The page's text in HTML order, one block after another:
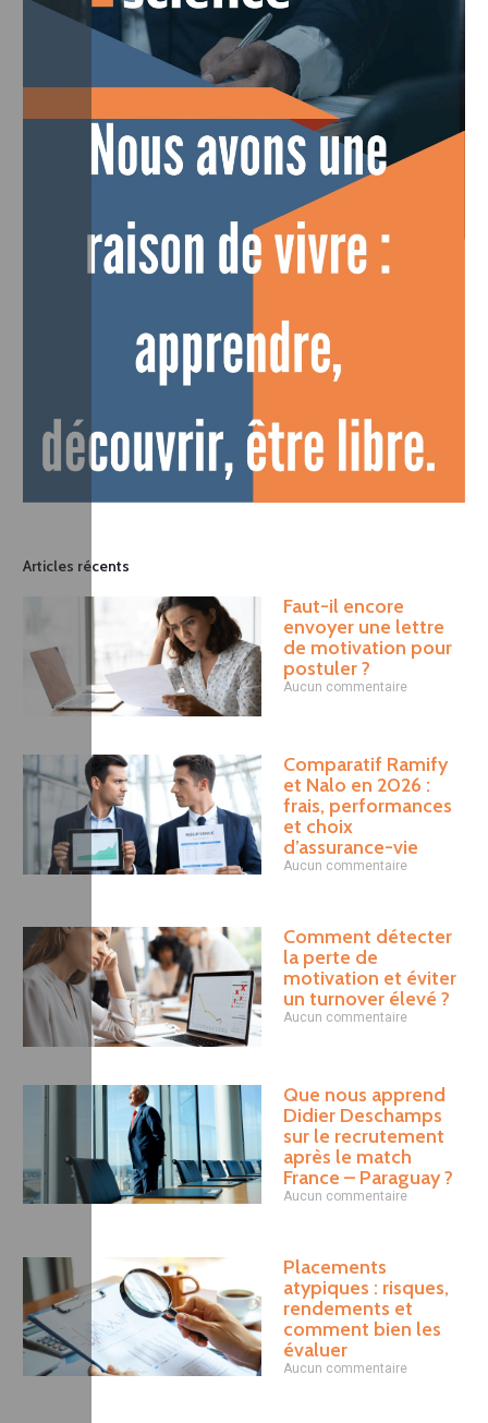
Articles récents
Faut-il encore
envoyer une lettre
de motivation pour
postuler ?
Aucun commentaire
Comparatif Ramify
et Nalo en 2026 :
frais, performances
et choix
d’assurance-vie
Aucun commentaire
Comment détecter
la perte de
motivation et éviter
un turnover élevé ?
Aucun commentaire
Que nous apprend
Didier Deschamps
sur le recrutement
après le match
France – Paraguay ?
Aucun commentaire
Placements
atypiques : risques,
rendements et
comment bien les
évaluer
Aucun commentaire